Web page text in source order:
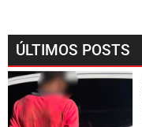
ÚLTIMOS POSTS